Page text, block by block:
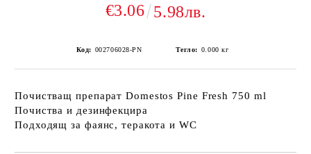
€3.06 5.98лв.
Код: 002706028-PN Тегло: 0.000 кг
Почистващ препарат Domestos Pine Fresh 750 ml
Почиства и дезинфекцира
Подходящ за фаянс, теракота и WC